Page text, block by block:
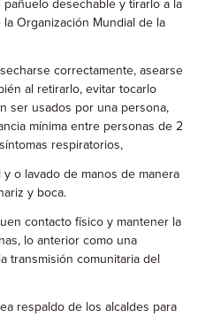
desechable y tirarlo a la
Organización Mundial de la
correctamente, asearse
al retirarlo, evitar tocarlo
ser usados por una persona,
mínima entre personas de 2
respiratorios,
o lavado de manos de manera
y boca.
contacto físico y mantener la
lo anterior como una
transmisión comunitaria del
respaldo de los alcaldes para